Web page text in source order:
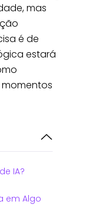
mas
é de
estará
IA?
em Algo